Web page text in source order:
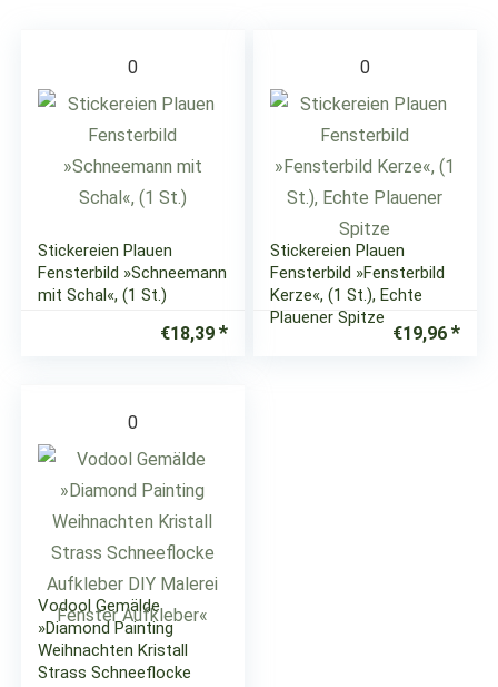
0
Stickereien Plauen
Fensterbild »Schneemann
mit Schal«, (1 St.)
€18,39
0
Stickereien Plauen
Fensterbild »Fensterbild
Kerze«, (1 St.), Echte
Plauener Spitze
€19,96
0
Vodool Gemälde
»Diamond Painting
Weihnachten Kristall
Strass Schneeflocke